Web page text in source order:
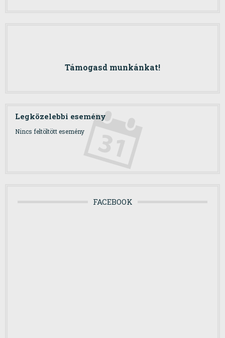
Támogasd munkánkat!
Legközelebbi esemény
Nincs feltöltött esemény
FACEBOOK